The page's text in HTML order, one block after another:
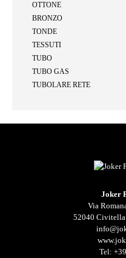
OTTONE
BRONZO
TONDE
TESSUTI
TUBO
TUBO GAS
TUBOLARE RETE
Joker
Via
52040
Tel: